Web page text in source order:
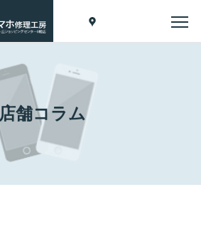
店舗コラム